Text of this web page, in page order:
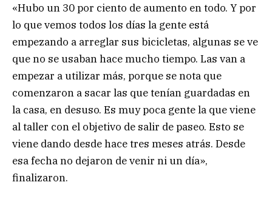
«Hubo un 30 por ciento de aumento en todo. Y por
lo que vemos todos los días la gente está
empezando a arreglar sus bicicletas, algunas se ve
que no se usaban hace mucho tiempo. Las van a
empezar a utilizar más, porque se nota que
comenzaron a sacar las que tenían guardadas en
la casa, en desuso. Es muy poca gente la que viene
al taller con el objetivo de salir de paseo. Esto se
viene dando desde hace tres meses atrás. Desde
esa fecha no dejaron de venir ni un día»,
finalizaron.